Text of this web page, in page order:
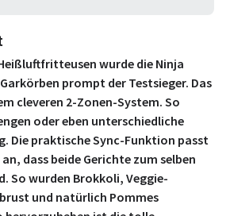
wurde die Ninja
prompt der Testsieger. Das
cleveren 2-Zonen-System. So
oder eben unterschiedliche
Die praktische Sync-Funktion passt
dass beide Gerichte zum selben
So wurden Brokkoli, Veggie-
und natürlich Pommes